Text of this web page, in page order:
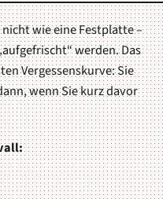
wie eine Festplatte –
werden. Das
Vergessenskurve: Sie
wenn Sie kurz davor